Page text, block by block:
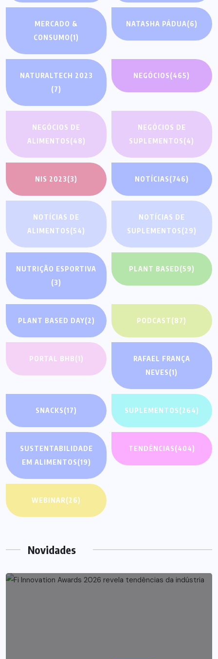
MERCADO &
CONSUMO(1)
NATASHA PÁDUA(6)
NATURALTECH 2023
(7)
NEGÓCIOS(465)
NEGÓCIOS DE
ALIMENTOS(48)
NEGÓCIOS DE
SUPLEMENTOS(4)
NIS 2023(3) NOTÍCIAS(746)
NOTÍCIAS DE
ALIMENTOS(54)
NOTÍCIAS DE
SUPLEMENTOS(29)
NUTRIÇÃO ESPORTIVA
(3)
PLANT BASED(59)
PLANT BASED DAY(2) PODCAST(87)
PORTAL BHB(1)
RAFAEL FRANÇA
NEVES(1)
SNACKS(17) SUPLEMENTOS(264)
SUSTENTABILIDADE
EM ALIMENTOS(19)
TENDÊNCIAS(404)
WEBINAR(26)
Novidades